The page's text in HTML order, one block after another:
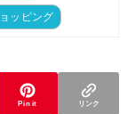
ッピング
Pin it リンク